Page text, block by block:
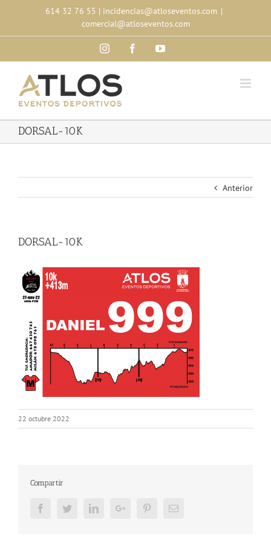
content
614 32 76 55 | incidencias@atloseventos.com |
comercial@atloseventos.com
InstagramFacebookYouTube
DORSAL-10K
Anterior
DORSAL-10K
22 octubre 2022
Compartir
FacebookTwitterLinkedInGoogle+ PinterestEmail